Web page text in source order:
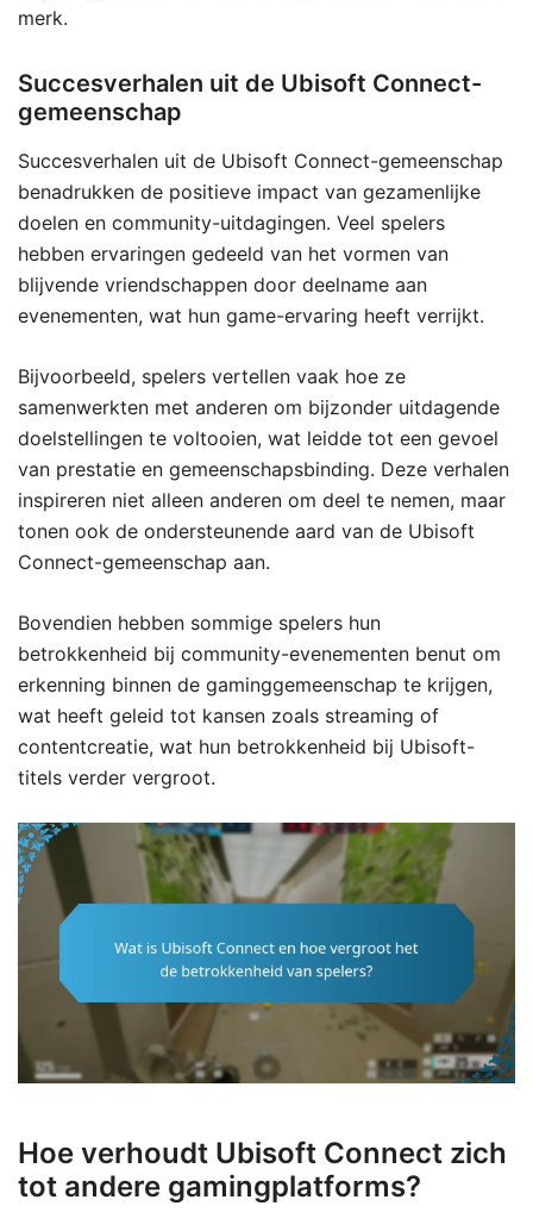
merk.
Succesverhalen uit de Ubisoft Connect-
gemeenschap
Succesverhalen uit de Ubisoft Connect-gemeenschap
benadrukken de positieve impact van gezamenlijke
doelen en community-uitdagingen. Veel spelers
hebben ervaringen gedeeld van het vormen van
blijvende vriendschappen door deelname aan
evenementen, wat hun game-ervaring heeft verrijkt.
Bijvoorbeeld, spelers vertellen vaak hoe ze
samenwerkten met anderen om bijzonder uitdagende
doelstellingen te voltooien, wat leidde tot een gevoel
van prestatie en gemeenschapsbinding. Deze verhalen
inspireren niet alleen anderen om deel te nemen, maar
tonen ook de ondersteunende aard van de Ubisoft
Connect-gemeenschap aan.
Bovendien hebben sommige spelers hun
betrokkenheid bij community-evenementen benut om
erkenning binnen de gaminggemeenschap te krijgen,
wat heeft geleid tot kansen zoals streaming of
contentcreatie, wat hun betrokkenheid bij Ubisoft-
titels verder vergroot.
Hoe verhoudt Ubisoft Connect zich
tot andere gamingplatforms?